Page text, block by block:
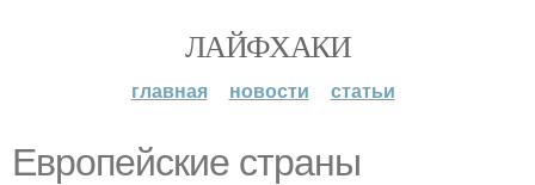
ЛАЙФХАКИ
главная новости статьи
Европейские страны